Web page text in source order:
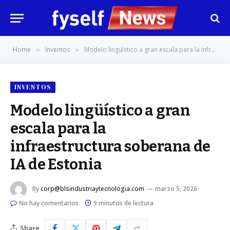
Home » Inventos » Modelo lingüístico a gran escala para la infraestructura soberana de IA de Estonia
INVENTOS
Modelo lingüístico a gran
escala para la
infraestructura soberana de
IA de Estonia
Bycorp@blsindustriaytecnologia.com
marzo 5, 2026
No hay comentarios
9 minutos de lectura
Share